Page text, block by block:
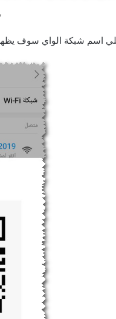
اسم شبكة الواي سوف يظهر